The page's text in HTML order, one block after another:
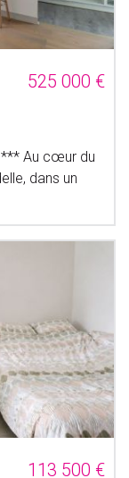
525 000 €
*** Au cœur du
dans un
113 500 €